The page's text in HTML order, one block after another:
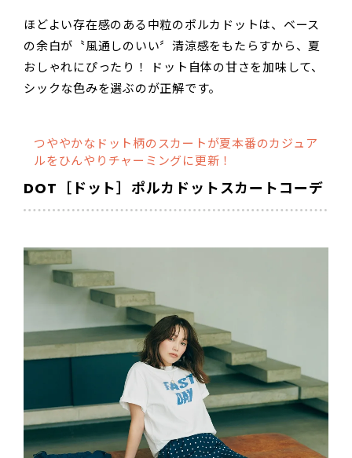
ほどよい存在感のある中粒のポルカドットは、ベース
の余白が〝風通しのいい〞清涼感をもたらすから、夏
おしゃれにぴったり！ ドット自体の甘さを加味して、
シックな色みを選ぶのが正解です。
つややかなドット柄のスカートが夏本番のカジュア
ルをひんやりチャーミングに更新！
DOT［ドット］ポルカドットスカートコーデ